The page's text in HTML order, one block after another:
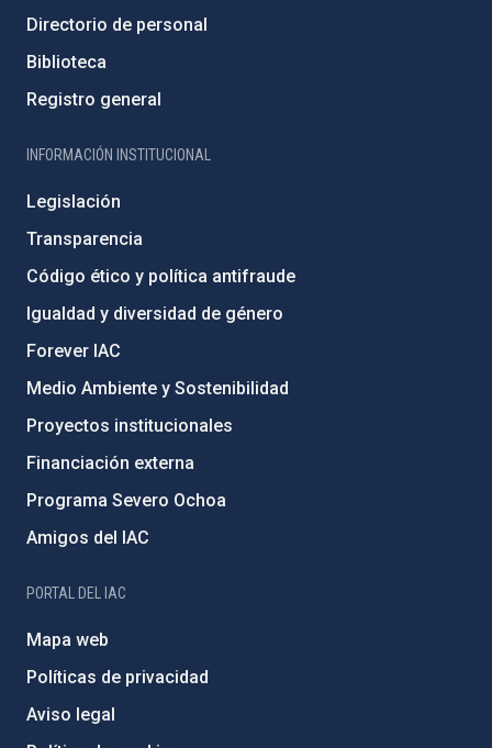
Directorio de personal
Biblioteca
Registro general
INFORMACIÓN INSTITUCIONAL
Legislación
Transparencia
Código ético y política antifraude
Igualdad y diversidad de género
Forever IAC
Medio Ambiente y Sostenibilidad
Proyectos institucionales
Financiación externa
Programa Severo Ochoa
Amigos del IAC
PORTAL DEL IAC
Mapa web
Políticas de privacidad
Aviso legal